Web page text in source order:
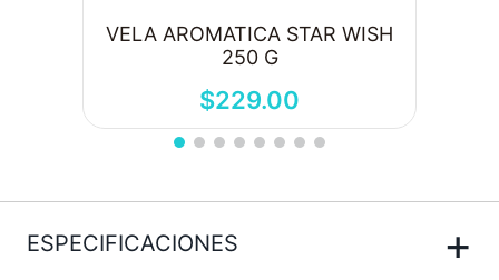
VELA AROMATICA STAR WISH
250 G
$229.00
ESPECIFICACIONES +